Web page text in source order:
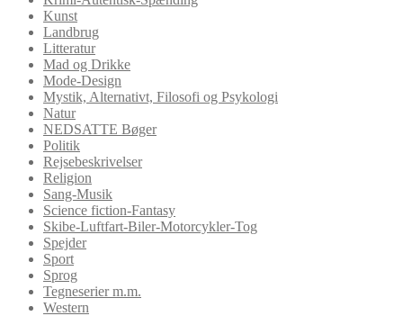
Kunst
Landbrug
Litteratur
Mad og Drikke
Mode-Design
Mystik, Alternativt, Filosofi og Psykologi
Natur
NEDSATTE Bøger
Politik
Rejsebeskrivelser
Religion
Sang-Musik
Science fiction-Fantasy
Skibe-Luftfart-Biler-Motorcykler-Tog
Spejder
Sport
Sprog
Tegneserier m.m.
Western